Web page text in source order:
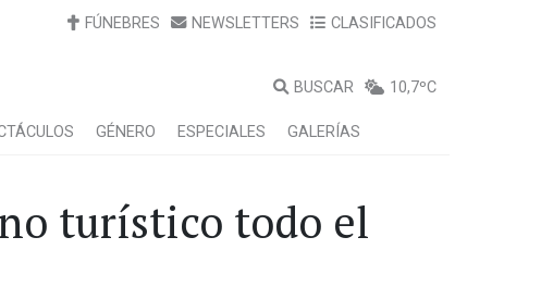
FÚNEBRES NEWSLETTERS CLASIFICADOS
BUSCAR 10,7ºC
GÉNERO ESPECIALES GALERÍAS
turístico todo el